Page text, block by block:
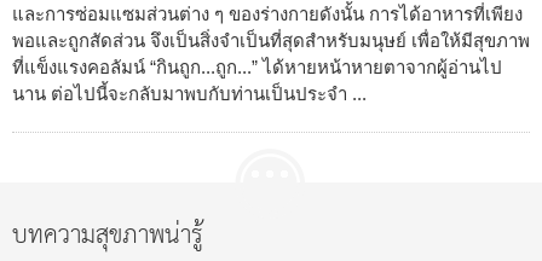
และการซ่อมแซมส่วนต่าง ๆ ของร่างกายดังนั้น การได้อาหารที่เพียง
พอและถูกสัดส่วน จึงเป็นสิ่งจำเป็นที่สุดสำหรับมนุษย์ เพื่อให้มีสุขภาพ
ที่แข็งแรงคอลัมน์ “กินถูก...ถูก...” ได้หายหน้าหายตาจากผู้อ่านไป
นาน ต่อไปนี้จะกลับมาพบกับท่านเป็นประจำ ...
บทความสุขภาพน่ารู้